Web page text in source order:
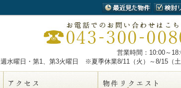
営業時間：10:00～
水曜日・第1、第3火曜日 ※夏季休業8/11（火）～8/15（土